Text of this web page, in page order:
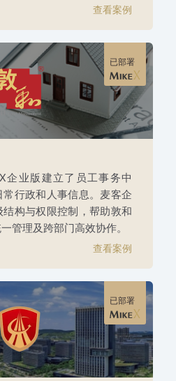
查看案例
已部署
企业版建立了员工事务中
行政和人事信息。麦客企
构与权限控制，帮助敦和
管理及跨部门高效协作。
查看案例
已部署